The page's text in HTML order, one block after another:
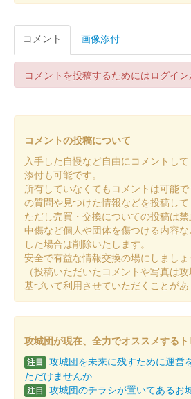
桃井城 御城印
桃井城 御城印
大藪城（桃井城） 御城
桃井城 御城印 秋限定版
大藪城（桃井城） 御城
桃井城 御城印 群馬戦国御城
販売終了
ぐんま特使Menkoiガールズが文字を担
コメント 画像添付
コメントを投稿するためにはログイン
コメントの投稿について
入手した自慢など自由にコメントし
添付も可能です。
所有していなくてもコメントは可能
の質問や見つけた情報などを投稿して
ただし売買・交換についての投稿は
中傷など個人や団体を傷つける内容
した場合は削除いたします。
安全で有益な情報交換の場にしましょ
（投稿いただいたコメントや写真は
基づいて利用させていただくことがあ
攻城団が現在、全力でオススメするト
注目 攻城団を未来に残すために運営
ただけませんか
注目 攻城団のチラシが置いてあるお